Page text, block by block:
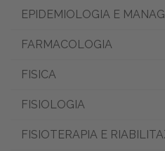
EPIDEMIOLOGIA E
FARMACOLOGIA
FISICA
FISIOLOGIA
FISIOTERAPIA E